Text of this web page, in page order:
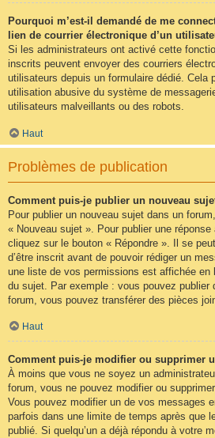
Pourquoi m’est-il demandé de me
lien de courrier électronique d’un
Si les administrateurs ont activé cette
inscrits peuvent envoyer des courriers
utilisateurs depuis un formulaire dédié. Cela
utilisation abusive du système de
utilisateurs malveillants ou des robots.
Haut
Problèmes de publication
Comment puis-je publier un nouveau
Pour publier un nouveau sujet dans un
« Nouveau sujet ». Pour publier une réponse
cliquez sur le bouton « Répondre ». Il se
d’être inscrit avant de pouvoir rédiger un
une liste de vos permissions est affichée en
du sujet. Par exemple : vous pouvez publier
forum, vous pouvez transférer des pièces
Haut
Comment puis-je modifier ou supprimer
À moins que vous ne soyez un
forum, vous ne pouvez modifier ou
Vous pouvez modifier un de vos messages
parfois dans une limite de temps après que
publié. Si quelqu’un a déjà répondu à votre